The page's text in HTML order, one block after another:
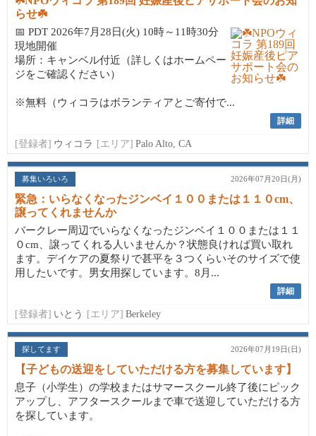
らせ☘️
📅 PDT 2026年7月28日(火) 10時～11時30分
現地開催
場所：キャンベル付近（詳しくはホームペー
ジをご確認ください）
※無料（ウィコラはボランティアとご寄付で...
詳細
[登録者] ウィコラ [エリア] Palo Alto, CA
募集いろいろ 2026年07月20日(月)
緊急：いらなくなったジンベイ１００または１１０cm、
譲ってくれませんか
バークレー周辺でいらなくなったジンベイ１００または１１
０cm、譲ってくれる人いませんか？状態良ければ買い取れ
ます。デイケアの夏祭りで甚平を３つくらいそのサイズで使
用したいです。男女用探しています。8月...
詳細
[登録者] いとう [エリア] Berkeley
探してます 2026年07月19日(日)
【子どもの送迎をしていただける方を募集しています】
息子（小学生）の学校またはサマースクール終了後にピック
アップし、アフタースクールまで車で送迎していただける方
を探しています。